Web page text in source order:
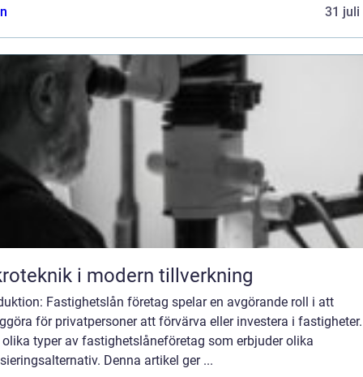
31 juli
i modern tillverkning
Fastighetslån företag spelar en avgörande roll i att
för privatpersoner att förvärva eller investera i
typer av fastighetslåneföretag som erbjuder olika
Denna artikel ger ...